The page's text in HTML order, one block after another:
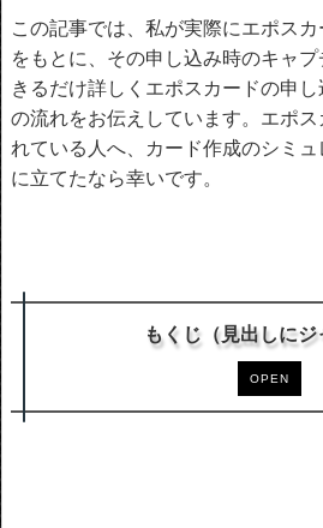
この記事では、私が実際にエポス
をもとに、その申し込み時のキャ
きるだけ詳しくエポスカードの申
の流れをお伝えしています。エポ
れている人へ、カード作成のシミ
に立てたなら幸いです。
OPEN
もくじ（見出しにジ